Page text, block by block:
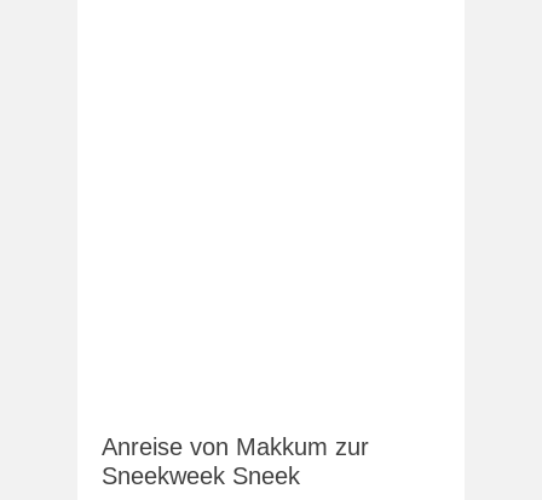
Anreise von Makkum zur
Sneekweek Sneek